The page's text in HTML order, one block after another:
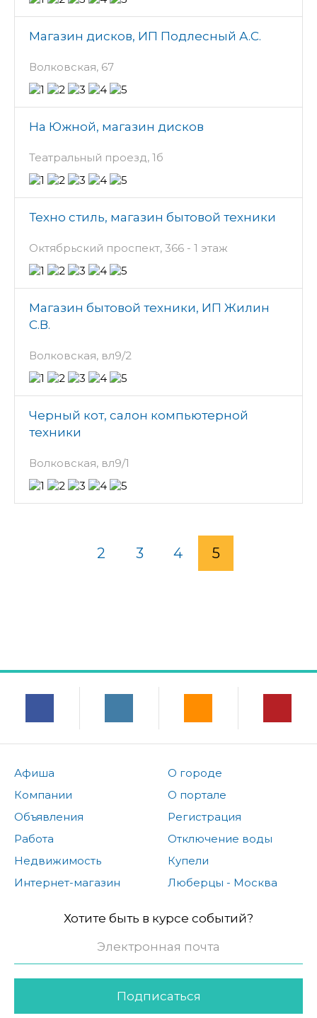
Магазин дисков, ИП Подлесный А.С.
Волковская, 67
На Южной, магазин дисков
Театральный проезд, 1б
Техно стиль, магазин бытовой техники
Октябрьский проспект, 366 - 1 этаж
Магазин бытовой техники, ИП Жилин
С.В.
Волковская, вл9/2
Черный кот, салон компьютерной
техники
Волковская, вл9/1
2 3 4 5
Афиша
Компании
Объявления
Работа
Недвижимость
Интернет-магазин
О городе
О портале
Регистрация
Отключение воды
Купели
Люберцы - Москва
Хотите быть в курсе событий?
Подписаться